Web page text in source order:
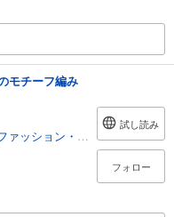
モチーフ編み
ァッション・美容
試し読み
フォロー